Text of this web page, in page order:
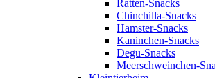
Ratten-Snacks
Chinchilla-Snacks
Hamster-Snacks
Kaninchen-Snacks
Degu-Snacks
Meerschweinchen-